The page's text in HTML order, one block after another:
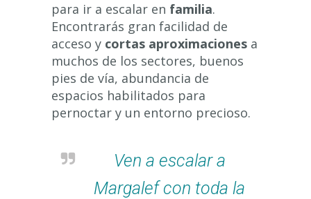
para ir a escalar en familia.
Encontrarás gran facilidad de
acceso y cortas aproximaciones a
muchos de los sectores, buenos
pies de vía, abundancia de
espacios habilitados para
pernoctar y un entorno precioso.
Ven a escalar a
Margalef con toda la